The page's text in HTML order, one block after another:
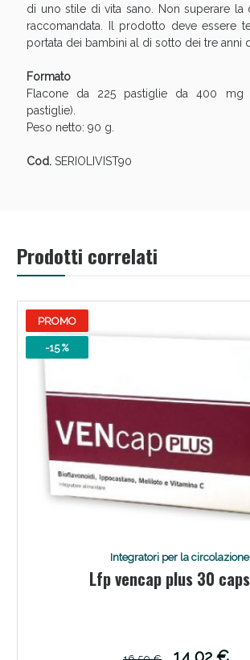
di uno stile di vita sano. Non superare la
raccomandata. Il prodotto deve essere
portata dei bambini al di sotto dei tre anni
Formato
Flacone da 225 pastiglie da 400
pastiglie).
Peso netto: 90 g.
Cod.SERIOLIVIST90
Prodotti correlati
PROMO
-15 %
Integratori per la circolazione
Lfp vencap plus 30